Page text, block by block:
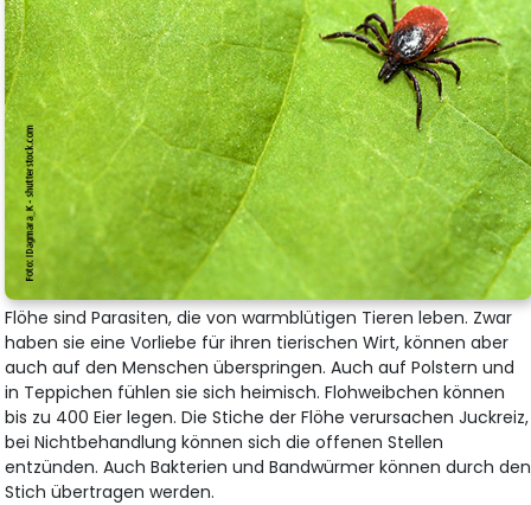
Flöhe sind Parasiten, die von warmblütigen Tieren leben. Zwar
haben sie eine Vorliebe für ihren tierischen Wirt, können aber
auch auf den Menschen überspringen. Auch auf Polstern und
in Teppichen fühlen sie sich heimisch. Flohweibchen können
bis zu 400 Eier legen. Die Stiche der Flöhe verursachen Juckreiz,
bei Nichtbehandlung können sich die offenen Stellen
entzünden. Auch Bakterien und Bandwürmer können durch den
Stich übertragen werden.